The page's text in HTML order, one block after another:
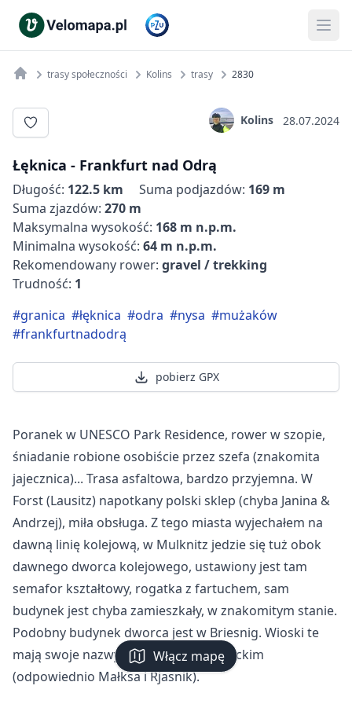
Włącz mapę
trasy społeczności Kolins trasy 2830
Kolins 28.07.2024
Łęknica - Frankfurt nad Odrą
Długość: 122.5 km Suma podjazdów: 169 m
Suma zjazdów: 270 m
Maksymalna wysokość: 168 m n.p.m.
Minimalna wysokość: 64 m n.p.m.
Rekomendowany rower: gravel / trekking
Trudność: 1
#granica #łęknica #odra #nysa #mużaków
#frankfurtnadodrą
pobierz GPX
Poranek w UNESCO Park Residence, rower w szopie,
śniadanie robione osobiście przez szefa (znakomita
jajecznica)... Trasa asfaltowa, bardzo przyjemna. W
Forst (Lausitz) napotkany polski sklep (chyba Janina &
Andrzej), miła obsługa. Z tego miasta wyjechałem na
dawną linię kolejową, w Mulknitz jedzie się tuż obok
dawnego dworca kolejowego, ustawiony jest tam
semafor kształtowy, rogatka z fartuchem, sam
budynek jest chyba zamieszkały, w znakomitym stanie.
Podobny budynek dworca jest w Briesnig. Wioski te
mają swoje nazwy w języku dolnołużyckim
(odpowiednio Małksa i Rjasnik).